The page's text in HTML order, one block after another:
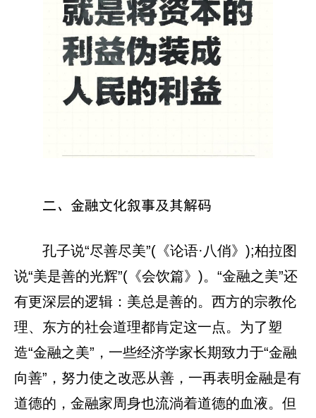
二、金融文化叙事及其解码
孔子说“尽善尽美”(《论语·八俏》);柏拉图
说“美是善的光辉”(《会饮篇》)。“金融之美”还
有更深层的逻辑：美总是善的。西方的宗教伦
理、东方的社会道理都肯定这一点。为了塑
造“金融之美”，一些经济学家长期致力于“金融
向善”，努力使之改恶从善，一再表明金融是有
道德的，金融家周身也流淌着道德的血液。但